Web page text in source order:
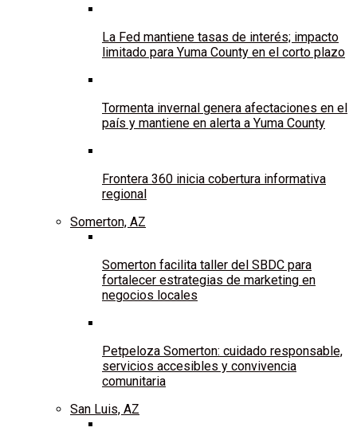
La Fed mantiene tasas de interés; impacto
limitado para Yuma County en el corto plazo
Tormenta invernal genera afectaciones en el
país y mantiene en alerta a Yuma County
Frontera 360 inicia cobertura informativa
regional
Somerton, AZ
Somerton facilita taller del SBDC para
fortalecer estrategias de marketing en
negocios locales
Petpeloza Somerton: cuidado responsable,
servicios accesibles y convivencia
comunitaria
San Luis, AZ